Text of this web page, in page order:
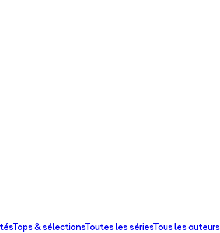
Tops & sélectionsToutes les sériesTous les auteurs